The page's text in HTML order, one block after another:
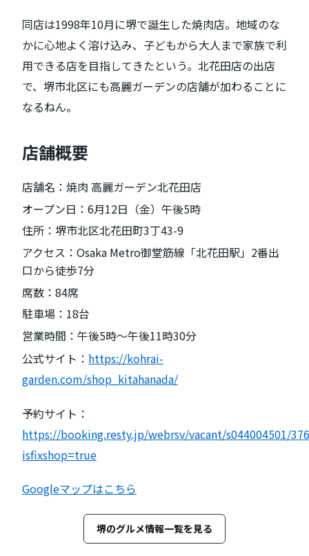
同店は1998年10月に堺で誕生した焼肉店。地域のな
かに心地よく溶け込み、子どもから大人まで家族で利
用できる店を目指してきたという。北花田店の出店
で、堺市北区にも高麗ガーデンの店舗が加わることに
なるねん。
店舗概要
店舗名：焼肉 高麗ガーデン北花田店
オープン日：6月12日（金）午後5時
住所：堺市北区北花田町3丁43-9
アクセス：Osaka Metro御堂筋線「北花田駅」2番出
口から徒歩7分
席数：84席
駐車場：18台
営業時間：午後5時～午後11時30分
公式サイト： https://kohrai-
garden.com/shop_kitahanada/
予約サイト：
https://booking.resty.jp/webrsv/vacant/s044004501/
isfixshop=true
Googleマップはこちら
堺のグルメ情報一覧を見る